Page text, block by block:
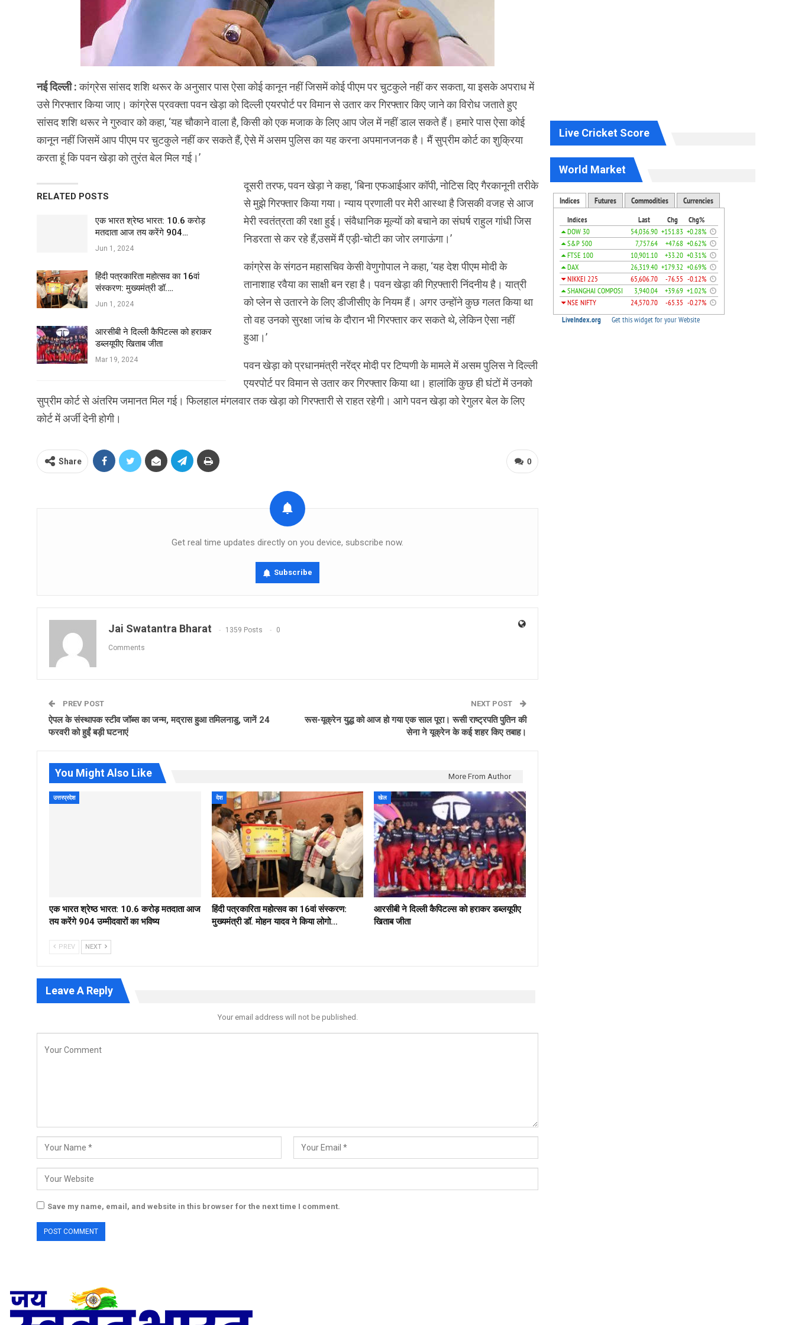
नई दिल्ली :कांग्रेस सांसद शशि थरूर के अनुसार पास ऐसा कोई कानून नहीं जिसमें कोई पीएम पर चुटकुले नहीं कर सकता, या इसके अपराध में
उसे गिरफ्तार किया जाए। कांग्रेस प्रवक्ता पवन खेड़ा को दिल्ली एयरपोर्ट पर विमान से उतार कर गिरफ्तार किए जाने का विरोध जताते हुए
सांसद शशि थरूर ने गुरुवार को कहा, ‘यह चौकाने वाला है, किसी को एक मजाक के लिए आप जेल में नहीं डाल सकते हैं। हमारे पास ऐसा कोई
कानून नहीं जिसमें आप पीएम पर चुटकुले नहीं कर सकते हैं, ऐसे में असम पुलिस का यह करना अपमानजनक है। मैं सुप्रीम कोर्ट का शुक्रिया
करता हूं कि पवन खेड़ा को तुरंत बेल मिल गई।’
RELATED POSTS
एक भारत श्रेष्ठ भारत: 10.6 करोड़
मतदाता आज तय करेंगे 904…
Jun 1, 2024
हिंदी पत्रकारिता महोत्सव का 16वां
संस्करण: मुख्यमंत्री डॉ.…
Jun 1, 2024
आरसीबी ने दिल्ली कैपिटल्स को हराकर
डब्लयूपीए खिताब जीता
Mar 19, 2024
दूसरी तरफ, पवन खेड़ा ने कहा, ‘बिना एफआईआर कॉपी, नोटिस दिए गैरकानूनी तरीके
से मुझे गिरफ्तार किया गया। न्याय प्रणाली पर मेरी आस्था है जिसकी वजह से आज
मेरी स्वतंत्रता की रक्षा हुई। संवैधानिक मूल्यों को बचाने का संघर्ष राहुल गांधी जिस
निडरता से कर रहे हैं,उसमें मैं एड़ी-चोटी का जोर लगाऊंगा।’
कांग्रेस के संगठन महासचिव केसी वेणुगोपाल ने कहा, ‘यह देश पीएम मोदी के
तानाशाह रवैया का साक्षी बन रहा है। पवन खेड़ा की गिऱफ्तारी निंदनीय है। यात्री
को प्लेन से उतारने के लिए डीजीसीए के नियम हैं। अगर उन्होंने कुछ गलत किया था
तो वह उनको सुरक्षा जांच के दौरान भी गिरफ्तार कर सकते थे, लेकिन ऐसा नहीं
हुआ।’
पवन खेड़ा को प्रधानमंत्री नरेंद्र मोदी पर टिप्पणी के मामले में असम पुलिस ने दिल्ली
एयरपोर्ट पर विमान से उतार कर गिरफ्तार किया था। हालांकि कुछ ही घंटों में उनको
सुप्रीम कोर्ट से अंतरिम जमानत मिल गई। फिलहाल मंगलवार तक खेड़ा को गिरफ्तारी से राहत रहेगी। आगे पवन खेड़ा को रेगुलर बेल के लिए
कोर्ट में अर्जी देनी होगी।
0
Share
Get real time updates directly on you device, subscribe now.
Subscribe
Jai Swatantra Bharat 1359 Posts 0
Comments
PREV POST
ऐपल के संस्थापक स्टीव जॉब्स का जन्म, मद्रास हुआ तमिलनाडु, जानें 24
फरवरी को हुईं बड़ी घटनाएं
NEXT POST
रूस-यूक्रेन युद्ध को आज हो गया एक साल पूरा। रूसी राष्ट्रपति पुतिन की
सेना ने यूक्रेन के कई शहर किए तबाह।
You Might Also Like More From Author
उत्तरप्रदेश
एक भारत श्रेष्ठ भारत: 10.6 करोड़ मतदाता आज
तय करेंगे 904 उम्मीदवारों का भविष्य
देश
हिंदी पत्रकारिता महोत्सव का 16वां संस्करण:
मुख्यमंत्री डॉ. मोहन यादव ने किया लोगो…
खेल
आरसीबी ने दिल्ली कैपिटल्स को हराकर डब्लयूपीए
खिताब जीता
PREV NEXT
Leave A Reply
Your email address will not be published.
Save my name, email, and website in this browser for the next time I comment.
Live Cricket Score
World Market